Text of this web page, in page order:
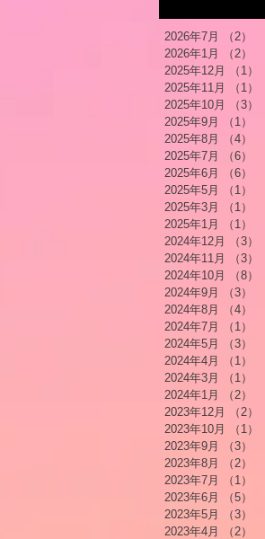
2026年7月 （2）
2026年1月
（2）
2025年12月
（1）
2025年11月
（1）
2025年10月
（3）
2025年9月
（1）
2025年8月
（4）
2025年7月
（6）
2025年6月
（6）
2025年5月
（1）
2025年3月
（1）
2025年1月
（1）
2024年12月
（3）
2024年11月
（3）
2024年10月
（8）
2024年9月
（3）
2024年8月
（4）
2024年7月
（1）
2024年5月
（3）
2024年4月
（1）
2024年3月
（1）
2024年1月
（2）
2023年12月
（2）
2023年10月
（1）
2023年9月
（3）
2023年8月
（2）
2023年7月
（1）
2023年6月
（5）
2023年5月
（3）
2023年4月
（2）